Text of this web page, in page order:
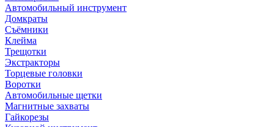
Автомобильный инструмент
Домкраты
Съёмники
Клейма
Трещотки
Экстракторы
Торцевые головки
Воротки
Автомобильные щетки
Магнитные захваты
Гайкорезы